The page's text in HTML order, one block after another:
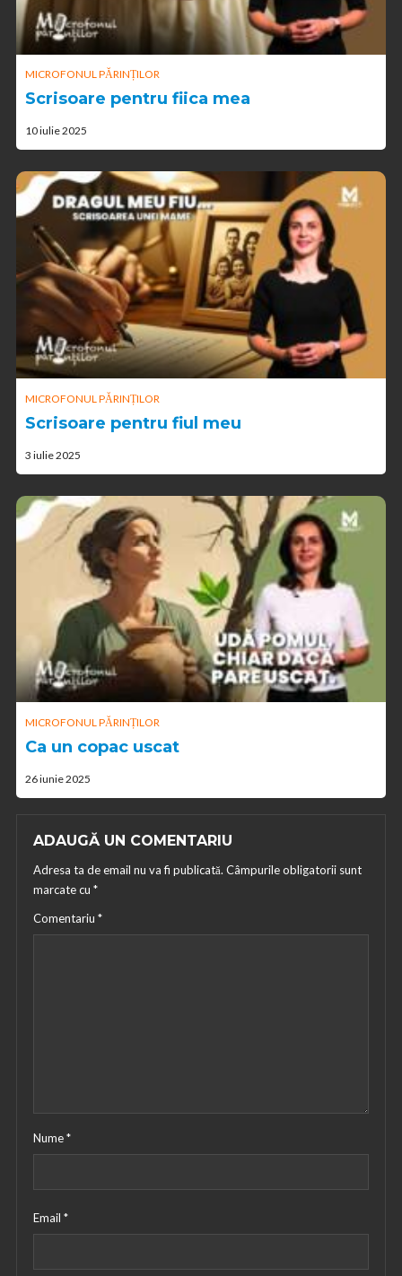
MICROFONUL PĂRINȚILOR
Scrisoare pentru fiica mea
10 iulie 2025
MICROFONUL PĂRINȚILOR
Scrisoare pentru fiul meu
3 iulie 2025
MICROFONUL PĂRINȚILOR
Ca un copac uscat
26 iunie 2025
ADAUGĂ UN COMENTARIU
Adresa ta de email nu va fi publicată. Câmpurile obligatorii sunt
marcate cu *
Comentariu *
Nume*
Email *